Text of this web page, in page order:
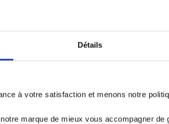
Détails
à votre satisfaction et menons notre
marque de mieux vous accompagner de